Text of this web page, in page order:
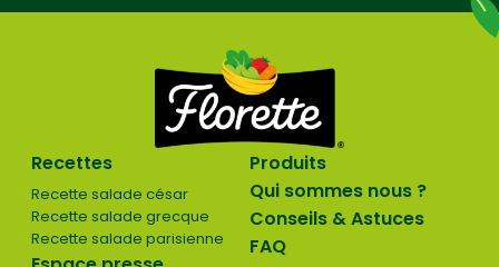
Recettes
Recette salade césar
Recette salade grecque
Recette salade parisienne
Produits
Qui sommes nous ?
Conseils & Astuces
FAQ